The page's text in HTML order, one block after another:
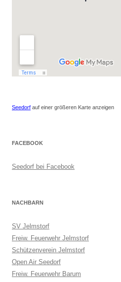
Seedorf auf einer größeren Karte anzeigen
FACEBOOK
Seedorf bei Facebook
NACHBARN
SV Jelmstorf
Freiw. Feuerwehr Jelmstorf
Schützenverein Jelmstorf
Open Air Seedorf
Freiw. Feuerwehr Barum